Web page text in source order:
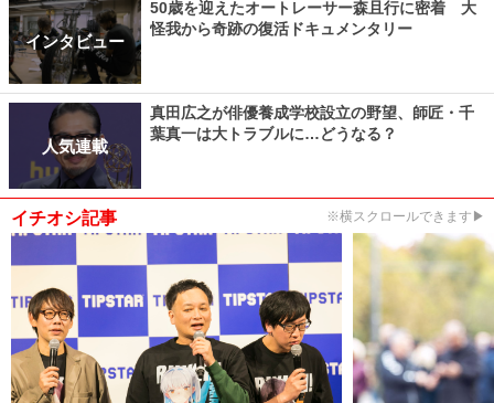
インタビュー
50歳を迎えたオートレーサー森且行に密着 大
怪我から奇跡の復活ドキュメンタリー
人気連載
真田広之が俳優養成学校設立の野望、師匠・千
葉真一は大トラブルに…どうなる？
イチオシ記事 ※横スクロールできます▶